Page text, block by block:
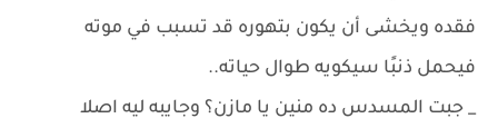
فقده ويخشى أن يكون بتهوره قد تسبب في موته
فيحمل ذنبًا سيكويه طوال حياته..
_ جبت المسدس ده منين يا مازن؟ وجايبه ليه اصلا